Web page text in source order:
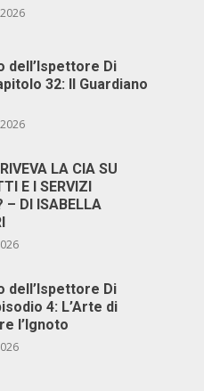
dell’Ispettore Di
32: Il Guardiano
LA CIA SU
E I SERVIZI
– DI ISABELLA
dell’Ispettore Di
4: L’Arte di
l’Ignoto